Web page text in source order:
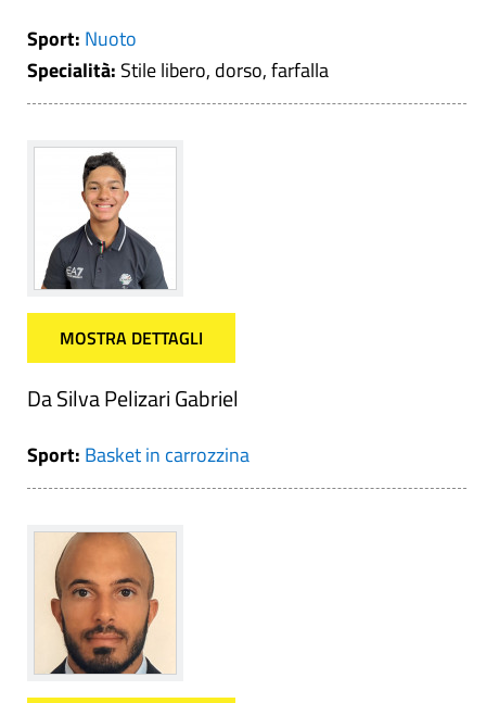
Sport: Nuoto
Specialità: Stile libero, dorso, farfalla
MOSTRA DETTAGLI
Da Silva Pelizari Gabriel
Sport: Basket in carrozzina